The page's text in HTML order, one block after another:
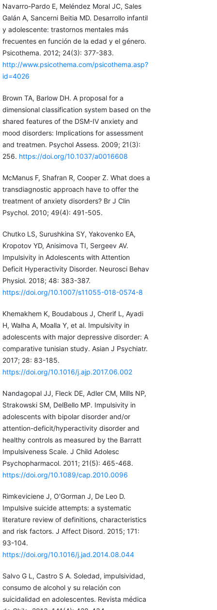
Navarro-Pardo E, Meléndez Moral JC, Sales
Galán A, Sancerni Beitia MD. Desarrollo infantil
y adolescente: trastornos mentales más
frecuentes en función de la edad y el género.
Psicothema. 2012; 24(3): 377-383.
http://www.psicothema.com/psicothema.asp?
id=4026
Brown TA, Barlow DH. A proposal for a
dimensional classification system based on the
shared features of the DSM-IV anxiety and
mood disorders: Implications for assessment
and treatmen. Psychol Assess. 2009; 21(3):
256. https://doi.org/10.1037/a0016608
McManus F, Shafran R, Cooper Z. What does a
transdiagnostic approach have to offer the
treatment of anxiety disorders? Br J Clin
Psychol. 2010; 49(4): 491-505.
Chutko LS, Surushkina SY, Yakovenko EA,
Kropotov YD, Anisimova TI, Sergeev AV.
Impulsivity in Adolescents with Attention
Deficit Hyperactivity Disorder. Neurosci Behav
Physiol. 2018; 48: 383-387.
https://doi.org/10.1007/s11055-018-0574-8
Khemakhem K, Boudabous J, Cherif L, Ayadi
H, Walha A, Moalla Y, et al. Impulsivity in
adolescents with major depressive disorder: A
comparative tunisian study. Asian J Psychiatr.
2017; 28: 83-185.
https://doi.org/10.1016/j.ajp.2017.06.002
Nandagopal JJ, Fleck DE, Adler CM, Mills NP,
Strakowski SM, DelBello MP. Impulsivity in
adolescents with bipolar disorder and/or
attention-deficit/hyperactivity disorder and
healthy controls as measured by the Barratt
Impulsiveness Scale. J Child Adolesc
Psychopharmacol. 2011; 21(5): 465-468.
https://doi.org/10.1089/cap.2010.0096
Rimkeviciene J, O'Gorman J, De Leo D.
Impulsive suicide attempts: a systematic
literature review of definitions, characteristics
and risk factors. J Affect Disord. 2015; 171:
93-104.
https://doi.org/10.1016/j.jad.2014.08.044
Salvo G L, Castro S A. Soledad, impulsividad,
consumo de alcohol y su relación con
suicidalidad en adolescentes. Revista médica